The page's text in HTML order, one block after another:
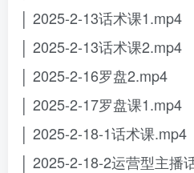
│ 2025-2-13话术课1.mp4
│ 2025-2-13话术课2.mp4
│ 2025-2-16罗盘2.mp4
│ 2025-2-17罗盘课1.mp4
│ 2025-2-18-1话术课.mp4
│ 2025-2-18-2运营型主播